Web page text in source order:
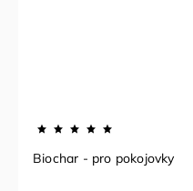
Biochar - pro pokojovky